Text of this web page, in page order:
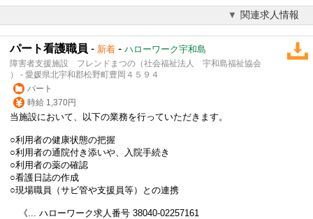
関連求人情報
パート看護職員 - 新着 - ハローワーク宇和島
障害者支援施設 フレンドまつの（社会福祉法人 宇和島福祉協会
） - 愛媛県北宇和郡松野町豊岡４５９４
パート
時給 1,370円
当施設において、以下の業務を行っていただきます。
○利用者の健康状態の把握
○利用者の通院付き添いや、入院手続き
○利用者の薬の確認
○看護日誌の作成
○現場職員（サビ管や支援員等）との連携
《... ハローワーク求人番号 38040-02257161